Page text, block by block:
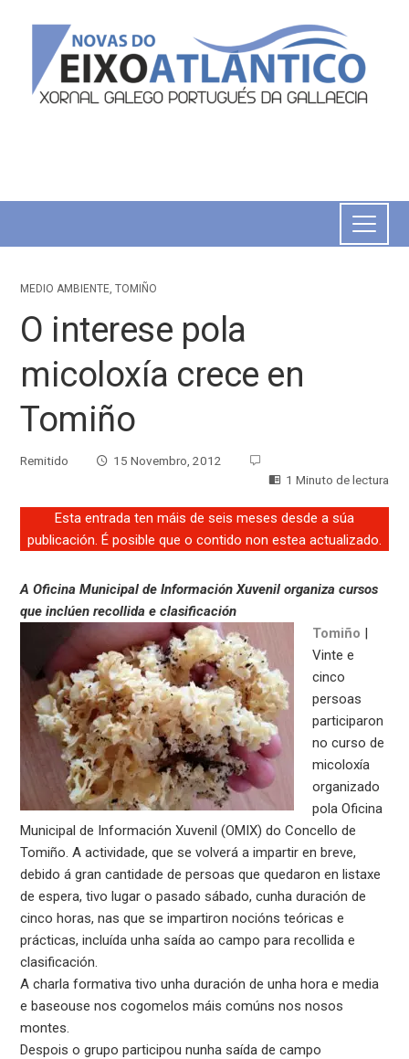
MEDIO AMBIENTE,TOMIÑO
O interese pola
micoloxía crece en
Tomiño
Remitido
15 Novembro, 2012
1 Minuto de lectura
Esta entrada ten máis de seis meses desde a súa
publicación. É posible que o contido non estea actualizado.
A Oficina Municipal de Información Xuvenil organiza cursos
que inclúen recollida e clasificación
Tomiño |
Vinte e
cinco
persoas
participaron
no curso de
micoloxía
organizado
pola Oficina
Municipal de Información Xuvenil (OMIX) do Concello de
Tomiño. A actividade, que se volverá a impartir en breve,
debido á gran cantidade de persoas que quedaron en listaxe
de espera, tivo lugar o pasado sábado, cunha duración de
cinco horas, nas que se impartiron nocións teóricas e
prácticas, incluída unha saída ao campo para recollida e
clasificación.
A charla formativa tivo unha duración de unha hora e media
e baseouse nos cogomelos máis comúns nos nosos
montes.
Despois o grupo participou nunha saída de campo